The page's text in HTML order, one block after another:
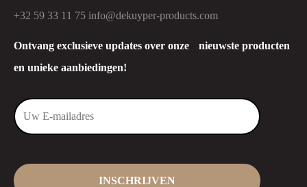
Ontvang exclusieve updates over onze nieuwste producten
en unieke aanbiedingen!
+32 59 33 11 75 info@dekuyper-products.com